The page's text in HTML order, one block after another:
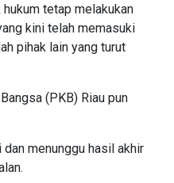
tetap melakukan
kini telah memasuki
pihak lain yang turut
(PKB) Riau pun
menunggu hasil akhir